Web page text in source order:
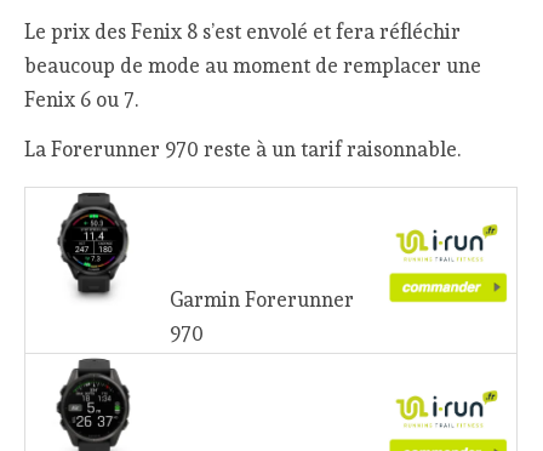
Le prix des Fenix 8 s’est envolé et fera réfléchir
beaucoup de mode au moment de remplacer une
Fenix 6 ou 7.
La Forerunner 970 reste à un tarif raisonnable.
Garmin Forerunner
970